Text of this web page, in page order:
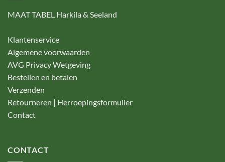
MAAT TABEL Harkila & Seeland
Klantenservice
Algemene voorwaarden
AVG Privacy Wetgeving
Bestellen en betalen
Verzenden
Retourneren | Herroepingsformulier
Contact
CONTACT